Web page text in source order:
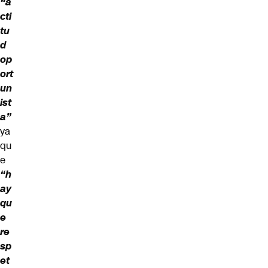
cti
tu
d
op
ort
un
ist
a”
ya
qu
e
“h
ay
qu
e
re
sp
et